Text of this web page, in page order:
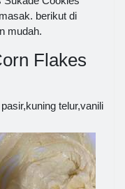
berikut di
mudah.
Flakes
telur,vanili